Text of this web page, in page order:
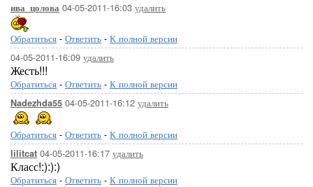
ива_цолова 04-05-2011-16:03 удалить
Обратиться - Ответить - К полной версии
04-05-2011-16:09 удалить
Жесть!!!
Обратиться - Ответить - К полной версии
Nadezhda55 04-05-2011-16:12 удалить
Обратиться - Ответить - К полной версии
lilitcat 04-05-2011-16:17 удалить
Класс!:):):)
Обратиться - Ответить - К полной версии